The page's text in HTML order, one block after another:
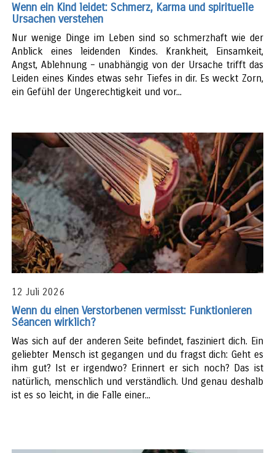
Wenn ein Kind leidet: Schmerz, Karma und spirituelle
Ursachen verstehen
Nur wenige Dinge im Leben sind so schmerzhaft wie der
Anblick eines leidenden Kindes. Krankheit, Einsamkeit,
Angst, Ablehnung – unabhängig von der Ursache trifft das
Leiden eines Kindes etwas sehr Tiefes in dir. Es weckt Zorn,
ein Gefühl der Ungerechtigkeit und vor...
12 Juli 2026
Wenn du einen Verstorbenen vermisst: Funktionieren
Séancen wirklich?
Was sich auf der anderen Seite befindet, fasziniert dich. Ein
geliebter Mensch ist gegangen und du fragst dich: Geht es
ihm gut? Ist er irgendwo? Erinnert er sich noch? Das ist
natürlich, menschlich und verständlich. Und genau deshalb
ist es so leicht, in die Falle einer...